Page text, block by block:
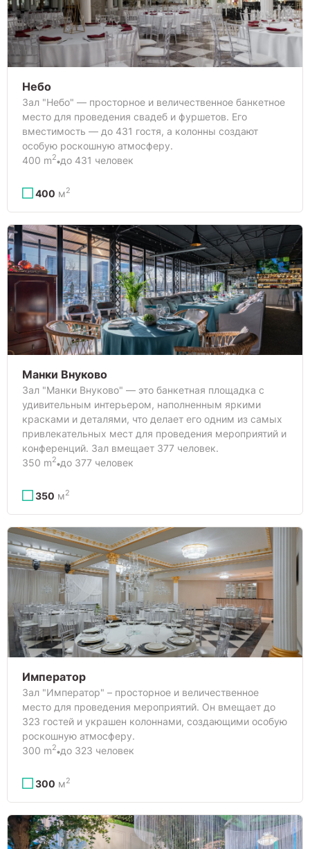
Небо
Зал "Небо" — просторное и величественное банкетное
место для проведения свадеб и фуршетов. Его
вместимость — до 431 гостя, а колонны создают
особую роскошную атмосферу.
400 m2 до 431 человек
400 м2
Манки Внуково
Зал "Манки Внуково" — это банкетная площадка с
удивительным интерьером, наполненным яркими
красками и деталями, что делает его одним из самых
привлекательных мест для проведения мероприятий и
конференций. Зал вмещает 377 человек.
350 m2 до 377 человек
350 м2
Император
Зал "Император" – просторное и величественное
место для проведения мероприятий. Он вмещает до
323 гостей и украшен колоннами, создающими особую
роскошную атмосферу.
300 m2 до 323 человек
300 м2